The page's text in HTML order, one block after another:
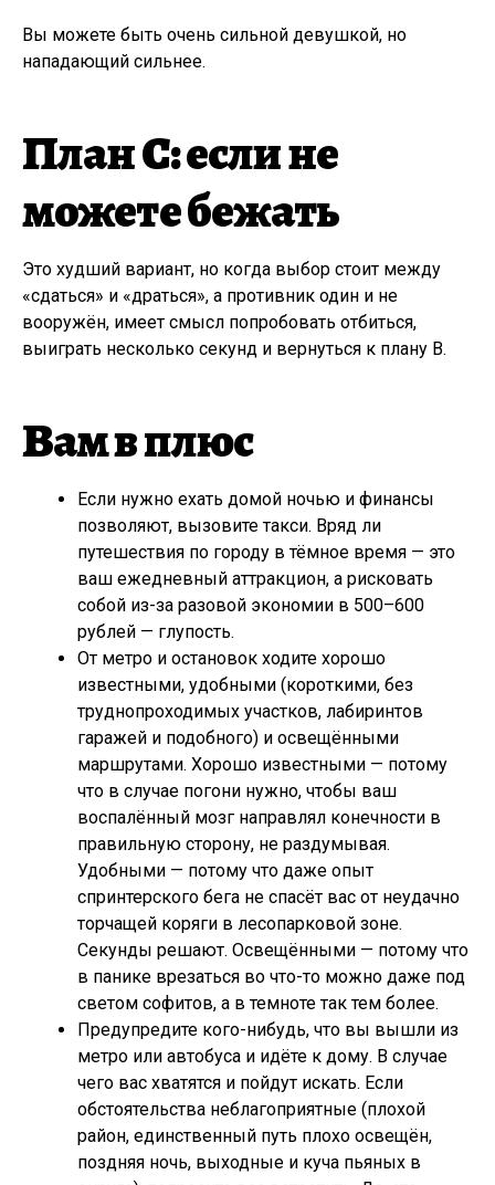
Вы можете быть очень сильной девушкой, но
нападающий сильнее.
План С: если не
можете бежать
Это худший вариант, но когда выбор стоит между
«сдаться» и «драться», а противник один и не
вооружён, имеет смысл попробовать отбиться,
выиграть несколько секунд и вернуться к плану B.
Вам в плюс
Если нужно ехать домой ночью и финансы
позволяют, вызовите такси. Вряд ли
путешествия по городу в тёмное время — это
ваш ежедневный аттракцион, а рисковать
собой из-за разовой экономии в 500–600
рублей — глупость.
От метро и остановок ходите хорошо
известными, удобными (короткими, без
труднопроходимых участков, лабиринтов
гаражей и подобного) и освещёнными
маршрутами. Хорошо известными — потому
что в случае погони нужно, чтобы ваш
воспалённый мозг направлял конечности в
правильную сторону, не раздумывая.
Удобными — потому что даже опыт
спринтерского бега не спасёт вас от неудачно
торчащей коряги в лесопарковой зоне.
Секунды решают. Освещёнными — потому что
в панике врезаться во что-то можно даже под
светом софитов, а в темноте так тем более.
Предупредите кого-нибудь, что вы вышли из
метро или автобуса и идёте к дому. В случае
чего вас хватятся и пойдут искать. Если
обстоятельства неблагоприятные (плохой
район, единственный путь плохо освещён,
поздняя ночь, выходные и куча пьяных в